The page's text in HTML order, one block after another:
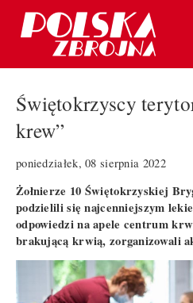
Świętokrzyscy
krew”
poniedziałek, 08 sierpnia 2022
Żołnierze 10 Świętokrzyskiej
podzielili się najcenniejszym
odpowiedzi na apele centrum
brakującą krwią, zorganizowali